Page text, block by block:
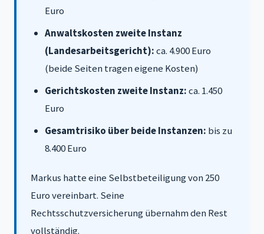
Euro
Anwaltskosten zweite Instanz
(Landesarbeitsgericht):ca. 4.900 Euro
(beide Seiten tragen eigene Kosten)
Gerichtskosten zweite Instanz:ca. 1.450
Euro
Gesamtrisiko über beide Instanzen: bis zu
8.400 Euro
Markus hatte eine Selbstbeteiligung von 250
Euro vereinbart. Seine
Rechtsschutzversicherung übernahm den Rest
vollständig.